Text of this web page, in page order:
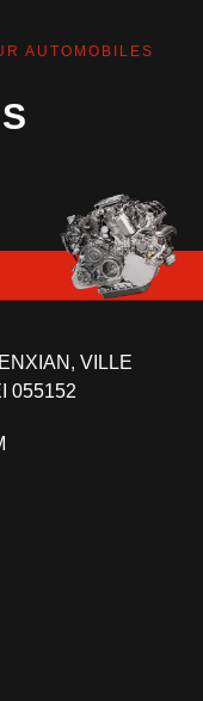
AUTOMOBILES
VILLE
055152